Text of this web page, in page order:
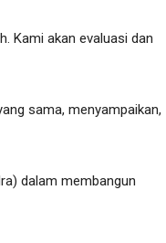
Kami akan evaluasi dan
sama, menyampaikan,
dalam membangun